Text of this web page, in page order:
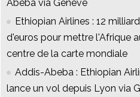
Abeba via Genève
Ethiopian Airlines : 12
d'euros pour mettre l'Afrique
centre de la carte mondiale
Addis-Abeba : Ethiopian
lance un vol depuis Lyon via